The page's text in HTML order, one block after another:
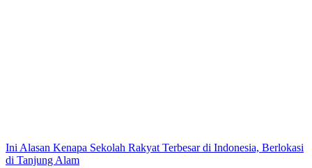
Ini Alasan Kenapa Sekolah Rakyat Terbesar di Indonesia, Berlokasi
di Tanjung Alam